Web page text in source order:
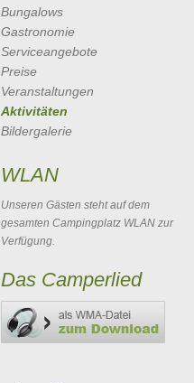
Bungalows
Gastronomie
Serviceangebote
Preise
Veranstaltungen
Aktivitäten
Bildergalerie
WLAN
Unseren Gästen steht auf dem
gesamten Campingplatz WLAN zur
Verfügung.
Das Camperlied